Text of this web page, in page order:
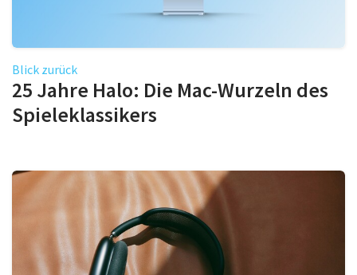
Blick zurück
25 Jahre Halo: Die Mac-Wurzeln des
Spieleklassikers